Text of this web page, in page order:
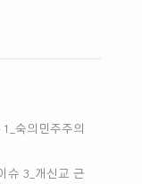
숙의민주주의
슈 3_개신교 근